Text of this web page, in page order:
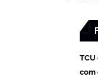
TCU
com